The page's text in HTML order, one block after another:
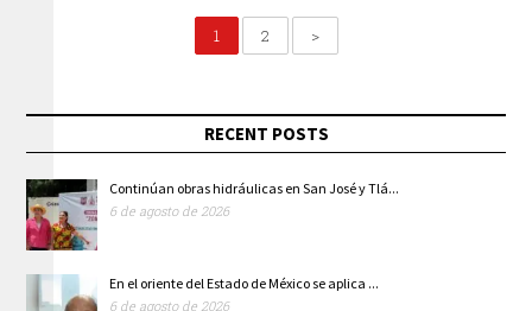
1 2 >
RECENT POSTS
Continúan obras hidráulicas en San José y Tlá...
6 de agosto de 2026
En el oriente del Estado de México se aplica ...
6 de agosto de 2026